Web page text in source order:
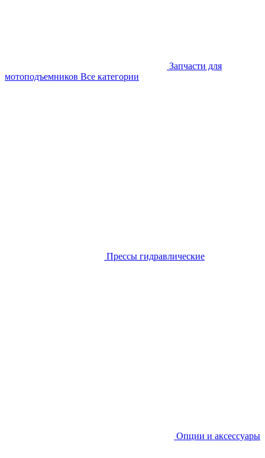
Запчасти для
мотоподъемников Все категории
Прессы гидравлические
Опции и аксессуары